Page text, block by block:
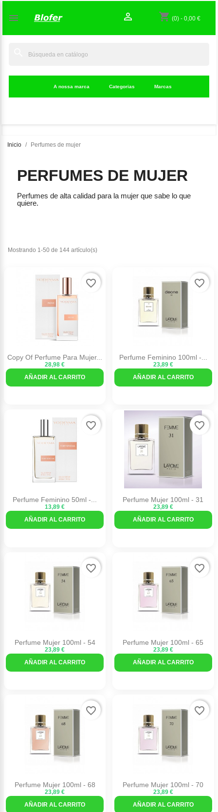
 shopping_cart (0) -0,00 €

A nossa marca Categorias Marcas
Inicio Perfumes de mujer
PERFUMES DE MUJER
Perfumes de alta calidad para la mujer que sabe lo que
quiere.
Mostrando 1-50 de 144 artículo(s)
Copy Of Perfume Para Mujer...
28,98 €
AÑADIR AL CARRITO
favorite_border
Perfume Feminino 100ml -...
23,89 €
AÑADIR AL CARRITO
favorite_border
Perfume Feminino 50ml -...
13,89 €
AÑADIR AL CARRITO
favorite_border
Perfume Mujer 100ml - 31
23,89 €
AÑADIR AL CARRITO
favorite_border
Perfume Mujer 100ml - 54
23,89 €
AÑADIR AL CARRITO
favorite_border
Perfume Mujer 100ml - 65
23,89 €
AÑADIR AL CARRITO
favorite_border
Perfume Mujer 100ml - 68
23,89 €
AÑADIR AL CARRITO
favorite_border
Perfume Mujer 100ml - 70
23,89 €
AÑADIR AL CARRITO
favorite_border